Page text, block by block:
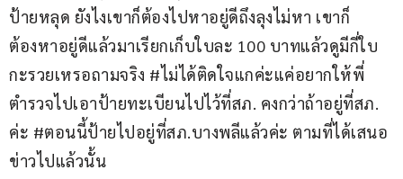
ป้ายหลุด ยังไงเขาก็ต้องไปหาอยู่ดีถึงลุงไม่หา เขาก็
ต้องหาอยู่ดีแล้วมาเรียกเก็บใบละ 100 บาทแล้วดูมีกี่ใบ
กะรวยเหรอถามจริง #ไม่ได้ติดใจแกค่ะแค่อยากให้พี่
ตำรวจไปเอาป้ายทะเบียนไปไว้ที่สภ. คงกว่าถ้าอยู่ที่สภ.
ค่ะ #ตอนนี้ป้ายไปอยู่ที่สภ.บางพลีแล้วค่ะ ตามที่ได้เสนอ
ข่าวไปแล้วนั้น